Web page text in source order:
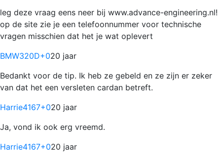
leg deze vraag eens neer bij www.advance-engineering.nl!
op de site zie je een telefoonnummer voor technische
vragen misschien dat het je wat oplevert
BMW320D+020 jaar
Bedankt voor de tip. Ik heb ze gebeld en ze zijn er zeker
van dat het een versleten cardan betreft.
Harrie4167+020 jaar
Ja, vond ik ook erg vreemd.
Harrie4167+020 jaar